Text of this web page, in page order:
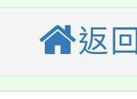
歡迎學生
諮商輔導
「校園短
簡章及活
市115學年
返